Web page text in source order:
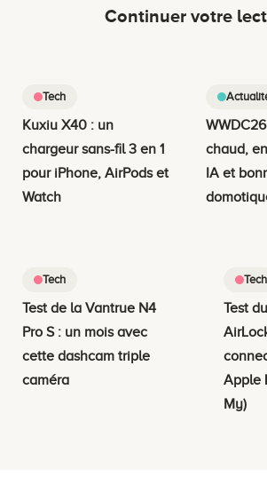
Continuer votre
Tech
Kuxiu X40 : un
chargeur sans-fil 3 en 1
pour iPhone, AirPods et
Watch
chaud,
IA et
Tech
Test de la Vantrue N4
Pro S : un mois avec
cette dashcam triple
caméra
Tech
Test
Apple
My)